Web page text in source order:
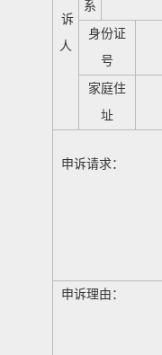
诉
人
系
身份证
号
家庭住
址
申诉请求：
申诉理由：